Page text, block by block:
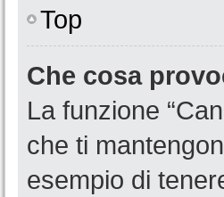
Top
Che cosa
La funzione
che ti
esempio di